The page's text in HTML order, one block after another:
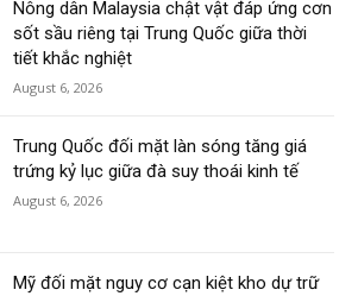
Nông dân Malaysia chật vật đáp ứng cơn
sốt sầu riêng tại Trung Quốc giữa thời
tiết khắc nghiệt
August 6, 2026
Trung Quốc đối mặt làn sóng tăng giá
trứng kỷ lục giữa đà suy thoái kinh tế
August 6, 2026
Mỹ đối mặt nguy cơ cạn kiệt kho dự trữ